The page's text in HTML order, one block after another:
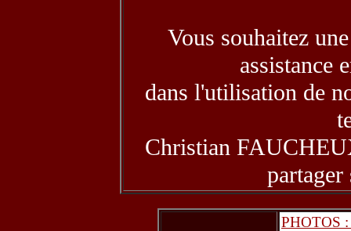
Vous souhaitez
assistance
dans l'utilisation de
Christian
PHOTOS